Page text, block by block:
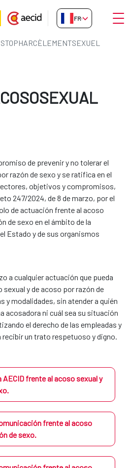
FR-FR
de prevenir y no tolerar el
razón de sexo y se ratifica en el
objetivos y compromisos,
247/2024, de 8 de marzo, por el
de actuación frente al acoso
de sexo en el ámbito de la
Estado y de sus organismos
a cualquier actuación que pueda
y de acoso por razón de
y modalidades, sin atender a quién
acosadora ni cuál sea su situación
el derecho de las empleadas y
un trato respetuoso y digno.
AECID frente al acoso sexual y
frente al acoso
de sexo.